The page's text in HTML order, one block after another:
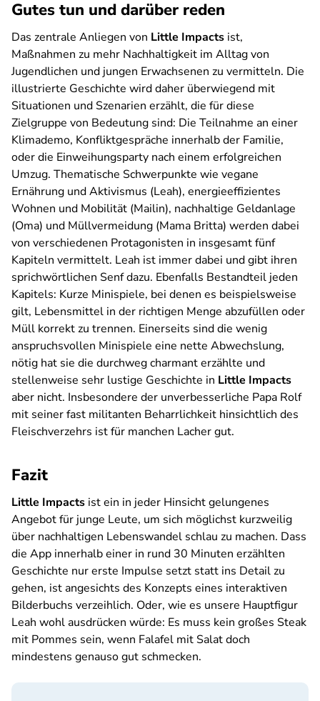
Gutes tun und darüber reden
Das zentrale Anliegen von Little Impacts ist,
Maßnahmen zu mehr Nachhaltigkeit im Alltag von
Jugendlichen und jungen Erwachsenen zu vermitteln. Die
illustrierte Geschichte wird daher überwiegend mit
Situationen und Szenarien erzählt, die für diese
Zielgruppe von Bedeutung sind: Die Teilnahme an einer
Klimademo, Konfliktgespräche innerhalb der Familie,
oder die Einweihungsparty nach einem erfolgreichen
Umzug. Thematische Schwerpunkte wie vegane
Ernährung und Aktivismus (Leah), energieeffizientes
Wohnen und Mobilität (Mailin), nachhaltige Geldanlage
(Oma) und Müllvermeidung (Mama Britta) werden dabei
von verschiedenen Protagonisten in insgesamt fünf
Kapiteln vermittelt. Leah ist immer dabei und gibt ihren
sprichwörtlichen Senf dazu. Ebenfalls Bestandteil jeden
Kapitels: Kurze Minispiele, bei denen es beispielsweise
gilt, Lebensmittel in der richtigen Menge abzufüllen oder
Müll korrekt zu trennen. Einerseits sind die wenig
anspruchsvollen Minispiele eine nette Abwechslung,
nötig hat sie die durchweg charmant erzählte und
stellenweise sehr lustige Geschichte in Little Impacts
aber nicht. Insbesondere der unverbesserliche Papa Rolf
mit seiner fast militanten Beharrlichkeit hinsichtlich des
Fleischverzehrs ist für manchen Lacher gut.
Fazit
Little Impacts ist ein in jeder Hinsicht gelungenes
Angebot für junge Leute, um sich möglichst kurzweilig
über nachhaltigen Lebenswandel schlau zu machen. Dass
die App innerhalb einer in rund 30 Minuten erzählten
Geschichte nur erste Impulse setzt statt ins Detail zu
gehen, ist angesichts des Konzepts eines interaktiven
Bilderbuchs verzeihlich. Oder, wie es unsere Hauptfigur
Leah wohl ausdrücken würde: Es muss kein großes Steak
mit Pommes sein, wenn Falafel mit Salat doch
mindestens genauso gut schmecken.